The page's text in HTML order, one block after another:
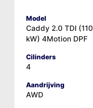
Model
Caddy 2.0 TDI (110
kW) 4Motion DPF
Cilinders
4
Aandrijving
AWD